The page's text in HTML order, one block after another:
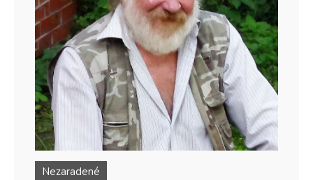
Nezaradené